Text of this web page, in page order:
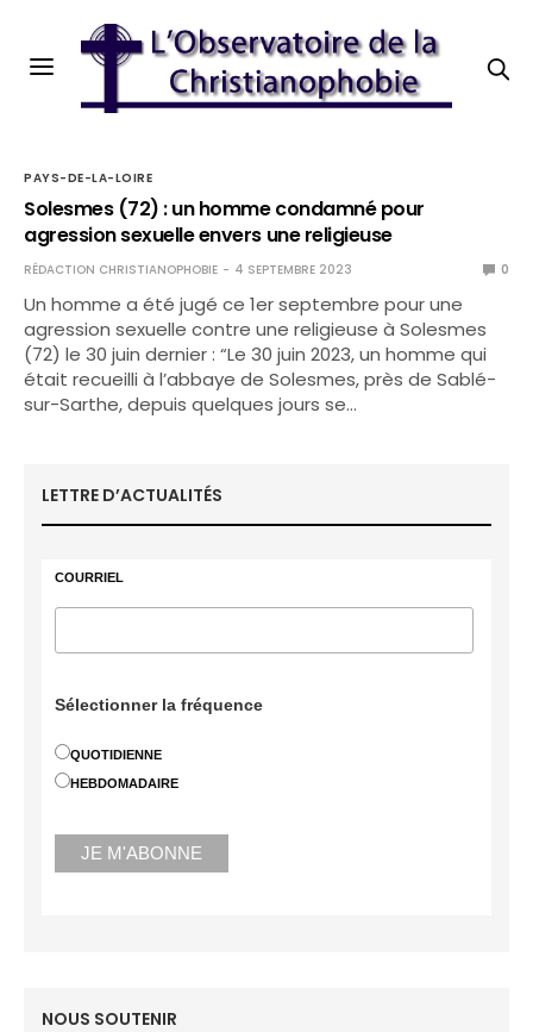
PAYS-DE-LA-LOIRE
Solesmes (72) : un homme condamné pour
agression sexuelle envers une religieuse
RÉDACTION CHRISTIANOPHOBIE 4 SEPTEMBRE 2023 0
Un homme a été jugé ce 1er septembre pour une
agression sexuelle contre une religieuse à Solesmes
(72) le 30 juin dernier : “Le 30 juin 2023, un homme qui
était recueilli à l’abbaye de Solesmes, près de Sablé-
sur-Sarthe, depuis quelques jours se…
LETTRE D’ACTUALITÉS
COURRIEL
Sélectionner la fréquence
QUOTIDIENNE
HEBDOMADAIRE
NOUS SOUTENIR